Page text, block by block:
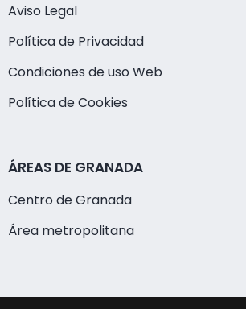
Aviso Legal
Política de Privacidad
Condiciones de uso Web
Política de Cookies
ÁREAS DE GRANADA
Centro de Granada
Área metropolitana